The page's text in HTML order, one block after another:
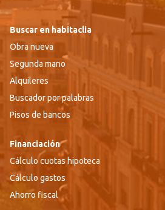
Buscar en habitaclia
Obra nueva
Segunda mano
Alquileres
Buscador por palabras
Pisos de bancos
Financiación
Cálculo cuotas hipoteca
Cálculo gastos
Ahorro fiscal